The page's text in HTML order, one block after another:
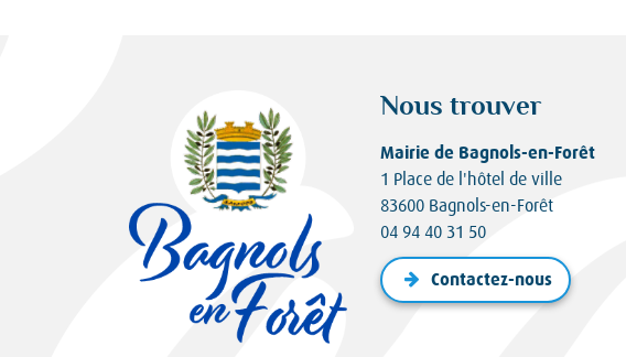
Nous trouver
Mairie de Bagnols-en-Forêt
1 Place de l'hôtel de ville
83600 Bagnols-en-Forêt
04 94 40 31 50
Contactez-nous